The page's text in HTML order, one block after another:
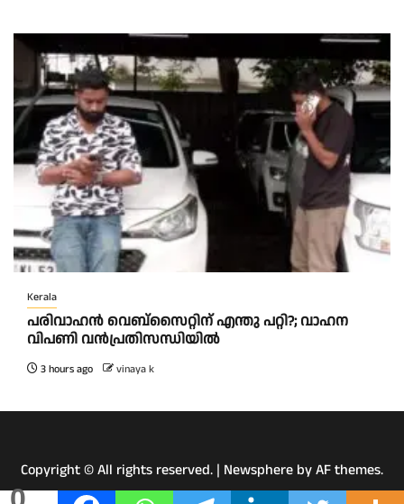
Kerala
പരിവാഹൻ വെബ്സൈറ്റിന് എന്തു പറ്റി?; വാഹന
വിപണി വന്‍പ്രതിസന്ധിയിൽ
3 hours ago vinaya k
Copyright © All rights reserved. | Newsphere by AF themes.